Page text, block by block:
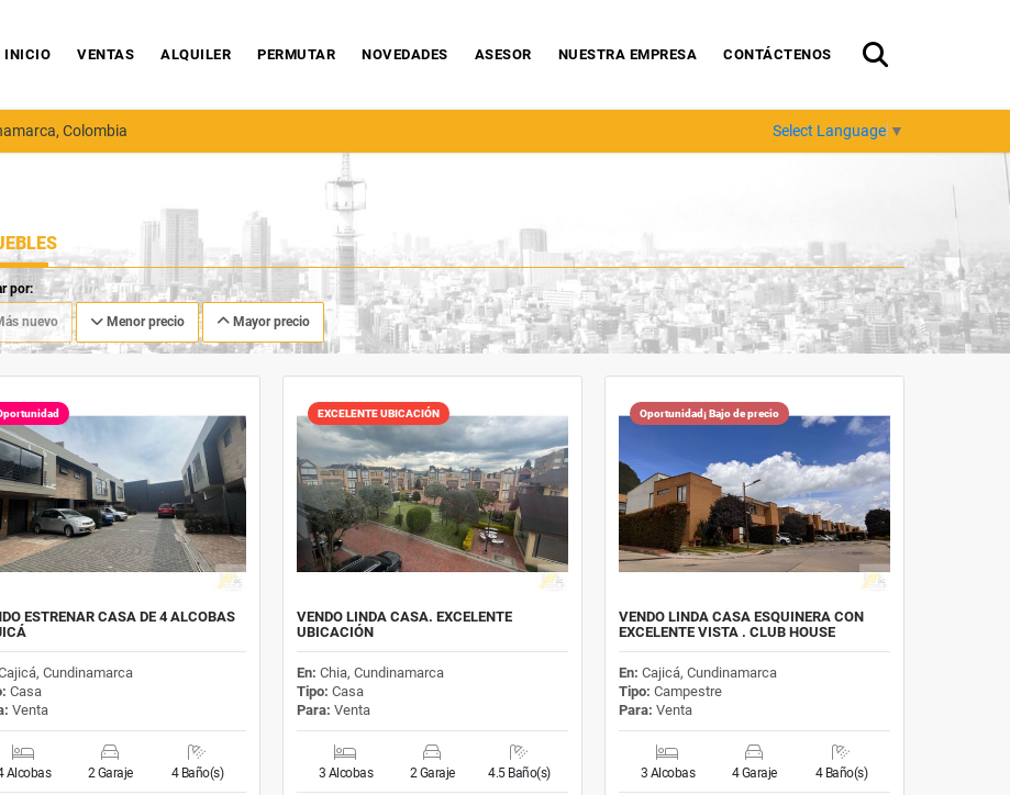
INICIO VENTAS ALQUILER PERMUTAR NOVEDADES ASESOR NUESTRA EMPRESA CONTÁCTENOS
Colombia Select Language ▼
por:
nuevo Menor precio Mayor precio
ESTRENAR CASA DE 4 ALCOBAS
Cundinamarca
Casa
Venta
Alcobas 2 Garaje 4 Baño(s)
EXCELENTE UBICACIÓN
VENDO LINDA CASA. EXCELENTE
UBICACIÓN
En: Chia, Cundinamarca
Tipo: Casa
Para: Venta
3 Alcobas 2 Garaje 4.5 Baño(s)
Oportunidad¡ Bajo de precio
VENDO LINDA CASA ESQUINERA CON
EXCELENTE VISTA . CLUB HOUSE
En: Cajicá, Cundinamarca
Tipo: Campestre
Para: Venta
3 Alcobas 4 Garaje 4 Baño(s)